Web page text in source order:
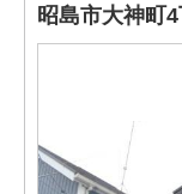
昭島市大神町